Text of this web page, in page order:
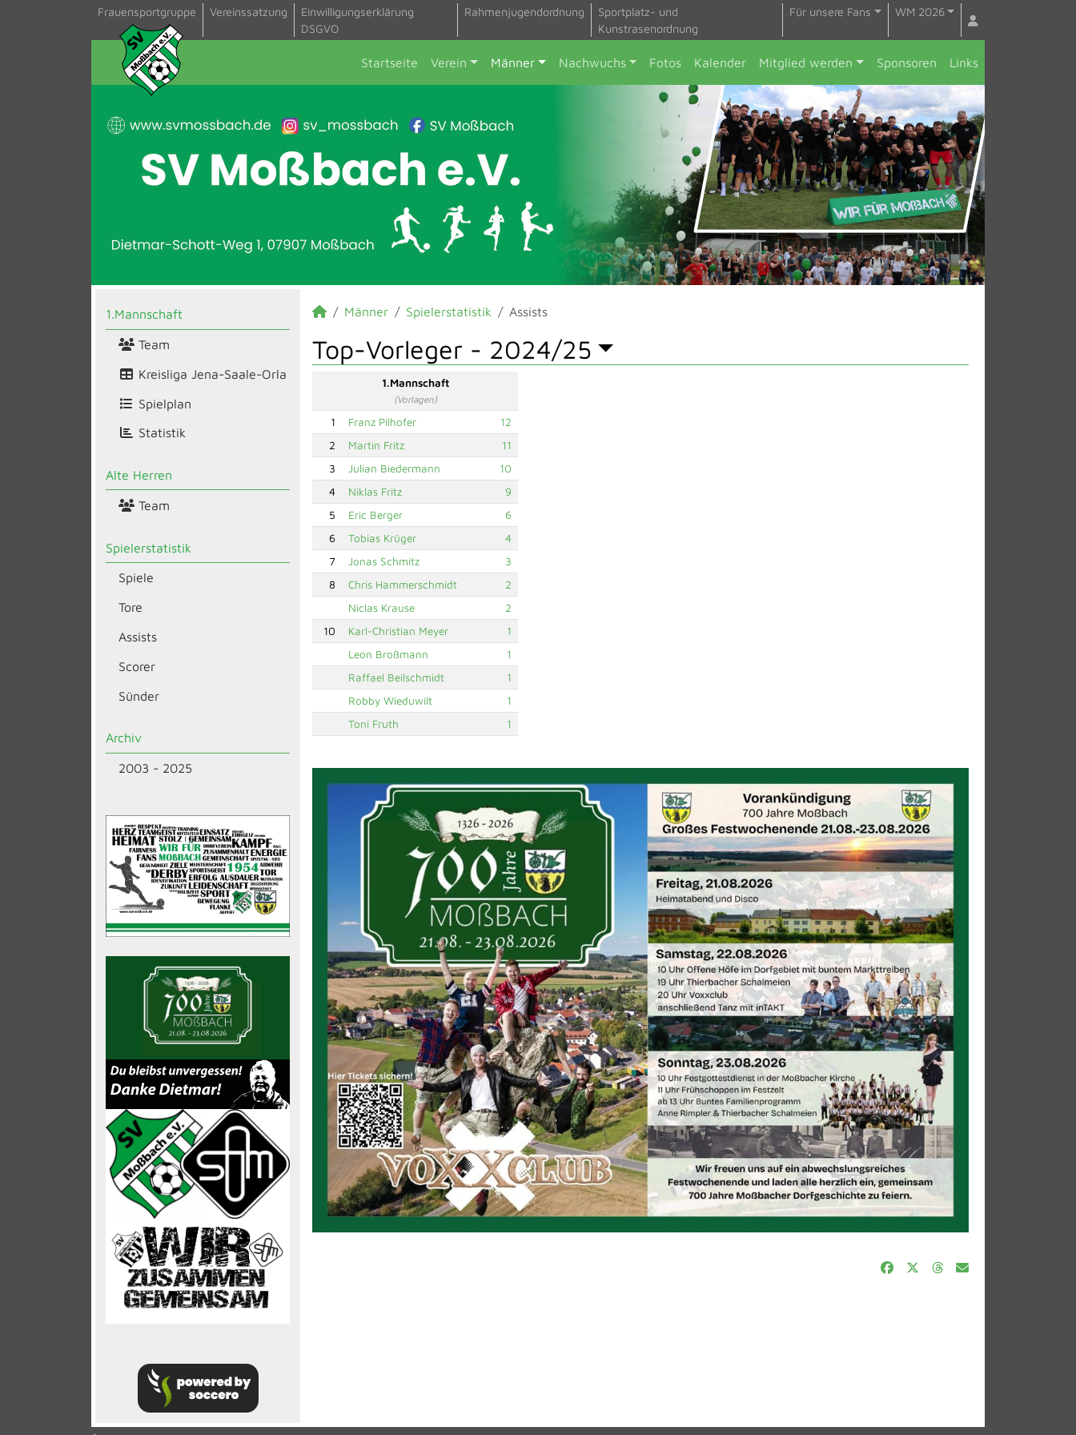
Frauensportgruppe Vereinssatzung
Einwilligungserklärung
DSGVO
Rahmenjugendordnung
Sportplatz- und
Kunstrasenordnung
Für unsere Fans WM 2026
Startseite Verein Männer Nachwuchs Fotos Kalender Mitglied werden Sponsoren Links
1.Mannschaft
Team
Kreisliga Jena-Saale-Orla
Spielplan
Statistik
Alte Herren
Team
Spielerstatistik
Spiele
Tore
Assists
Scorer
Sünder
Archiv
2003 - 2025
Männer Spielerstatistik Assists
Top-Vorleger - 2024/25
1.Mannschaft
(Vorlagen)
1 Franz Pilhofer
12
2
Martin Fritz
11
3
Julian Biedermann
10
4
Niklas Fritz
9
5
Eric Berger
6
6
Tobias Krüger
4
7
Jonas Schmitz
3
8
Chris Hammerschmidt
2
Niclas Krause
2
10
Karl-Christian Meyer
1
Leon Broßmann
1
Raffael Beilschmidt
1
Robby Wieduwilt
1
Toni Fruth
1